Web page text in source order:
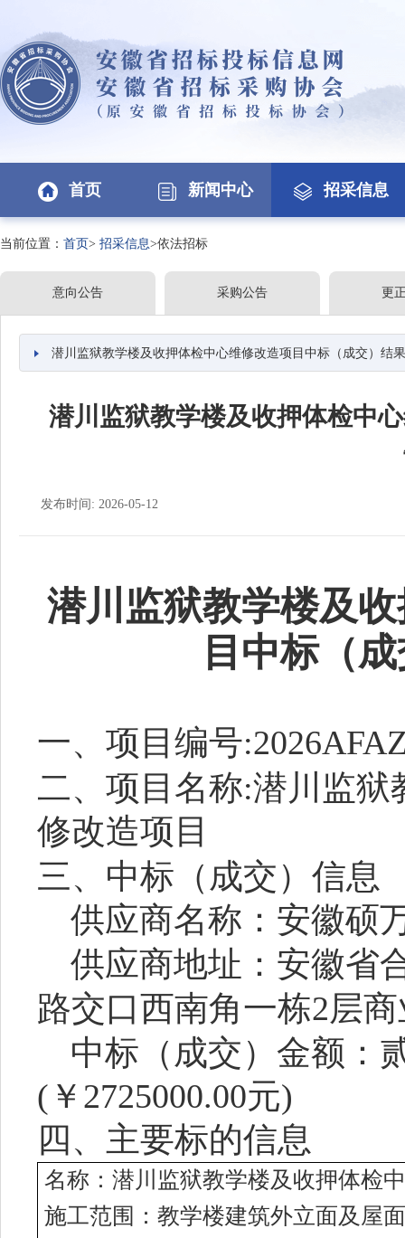
首页 新闻中心 招采信息
当前位置： 首页> 招采信息>依法招标
意向公告 采购公告 更
潜川监狱教学楼及收押体检中心维修改造项目中标（成交）结
潜川监狱教学楼及收押体检中
发布时间: 2026-05-12
潜川监狱教学楼及
目中标（
一、项目编号:
二、项目名称:潜川监狱
修改造项目
三、中标（成交）信息
供应商名称：安徽硕
供应商地址：安徽省
路交口西南角一栋2层
中标（成交）金额：
(￥2725000.00元)
四、主要标的信息
名称：潜川监狱教学楼及收押体检
施工范围：教学楼建筑外立面及屋